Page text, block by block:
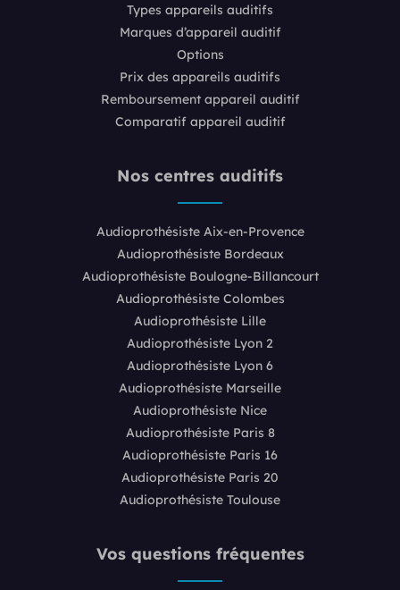
Types appareils auditifs
Marques d’appareil auditif
Options
Prix des appareils auditifs
Remboursement appareil auditif
Comparatif appareil auditif
Nos centres auditifs
Audioprothésiste Aix-en-Provence
Audioprothésiste Bordeaux
Audioprothésiste Boulogne-Billancourt
Audioprothésiste Colombes
Audioprothésiste Lille
Audioprothésiste Lyon 2
Audioprothésiste Lyon 6
Audioprothésiste Marseille
Audioprothésiste Nice
Audioprothésiste Paris 8
Audioprothésiste Paris 16
Audioprothésiste Paris 20
Audioprothésiste Toulouse
Vos questions fréquentes